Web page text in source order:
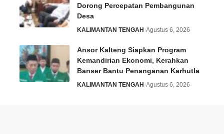
Dorong Percepatan Pembangunan
Desa
KALIMANTAN TENGAH Agustus 6, 2026
Ansor Kalteng Siapkan Program
Kemandirian Ekonomi, Kerahkan
Banser Bantu Penanganan Karhutla
KALIMANTAN TENGAH Agustus 6, 2026